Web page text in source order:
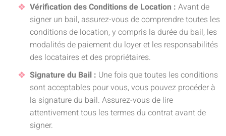
Vérification des Conditions de Location : Avant de
signer un bail, assurez-vous de comprendre toutes les
conditions de location, y compris la durée du bail, les
modalités de paiement du loyer et les responsabilités
des locataires et des propriétaires.
Signature du Bail : Une fois que toutes les conditions
sont acceptables pour vous, vous pouvez procéder à
la signature du bail. Assurez-vous de lire
attentivement tous les termes du contrat avant de
signer.